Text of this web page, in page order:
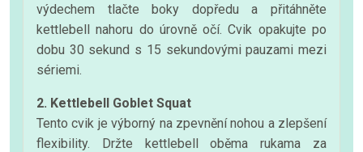
výdechem tlačte boky dopředu a přitáhněte
kettlebell nahoru do úrovně očí. Cvik opakujte po
dobu 30 sekund s 15 sekundovými pauzami mezi
sériemi.
2. Kettlebell Goblet Squat
Tento cvik je výborný na zpevnění nohou a zlepšení
flexibility. Držte kettlebell oběma rukama za